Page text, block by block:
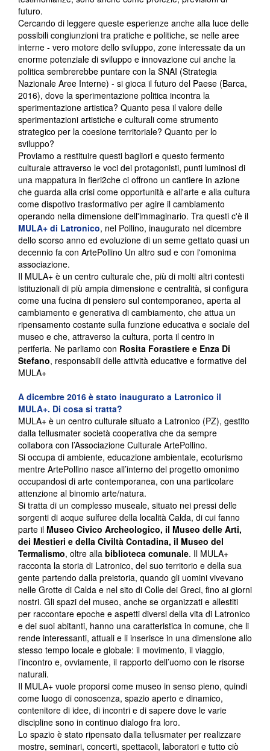
futuro.
Cercando di leggere queste esperienze anche alla luce delle
possibili congiunzioni tra pratiche e politiche, se nelle aree
interne - vero motore dello sviluppo, zone interessate da un
enorme potenziale di sviluppo e innovazione cui anche la
politica sembrerebbe puntare con la SNAI (Strategia
Nazionale Aree Interne) - si gioca il futuro del Paese (Barca,
2016), dove la sperimentazione politica incontra la
sperimentazione artistica? Quanto pesa il valore delle
sperimentazioni artistiche e culturali come strumento
strategico per la coesione territoriale? Quanto per lo
sviluppo?
Proviamo a restituire questi bagliori e questo fermento
culturale attraverso le voci dei protagonisti, punti luminosi di
una mappatura in fieri2che ci offrono un cantiere in azione
che guarda alla crisi come opportunità e all'arte e alla cultura
come dispotivo trasformativo per agire il cambiamento
operando nella dimensione dell'immaginario. Tra questi c'è il
MULA+ di Latronico, nel Pollino, inaugurato nel dicembre
dello scorso anno ed evoluzione di un seme gettato quasi un
decennio fa con ArtePollino Un altro sud e con l'omonima
associazione.
Il MULA+ è un centro culturale che, più di molti altri contesti
istituzionali di più ampia dimensione e centralità, si configura
come una fucina di pensiero sul contemporaneo, aperta al
cambiamento e generativa di cambiamento, che attua un
ripensamento costante sulla funzione educativa e sociale del
museo e che, attraverso la cultura, porta il centro in
periferia. Ne parliamo con Rosita Forastiere e Enza Di
Stefano, responsabili delle attività educative e formative del
MULA+
A dicembre 2016 è stato inaugurato a Latronico il
MULA+. Di cosa si tratta?
MULA+ è un centro culturale situato a Latronico (PZ), gestito
dalla tellusmater società cooperativa che da sempre
collabora con l’Associazione Culturale ArtePollino.
Si occupa di ambiente, educazione ambientale, ecoturismo
mentre ArtePollino nasce all’interno del progetto omonimo
occupandosi di arte contemporanea, con una particolare
attenzione al binomio arte/natura.
Si tratta di un complesso museale, situato nei pressi delle
sorgenti di acque sulfuree della località Calda, di cui fanno
parte il Museo Civico Archeologico, il Museo delle Arti,
dei Mestieri e della Civiltà Contadina, il Museo del
Termalismo, oltre alla biblioteca comunale. Il MULA+
racconta la storia di Latronico, del suo territorio e della sua
gente partendo dalla preistoria, quando gli uomini vivevano
nelle Grotte di Calda e nel sito di Colle dei Greci, fino ai giorni
nostri. Gli spazi del museo, anche se organizzati e allestiti
per raccontare epoche e aspetti diversi della vita di Latronico
e dei suoi abitanti, hanno una caratteristica in comune, che li
rende interessanti, attuali e li inserisce in una dimensione allo
stesso tempo locale e globale: il movimento, il viaggio,
l’incontro e, ovviamente, il rapporto dell’uomo con le risorse
naturali.
Il MULA+ vuole proporsi come museo in senso pieno, quindi
come luogo di conoscenza, spazio aperto e dinamico,
contenitore di idee, di incontri e di sapere dove le varie
discipline sono in continuo dialogo fra loro.
Lo spazio è stato ripensato dalla tellusmater per realizzare
mostre, seminari, concerti, spettacoli, laboratori e tutto ciò